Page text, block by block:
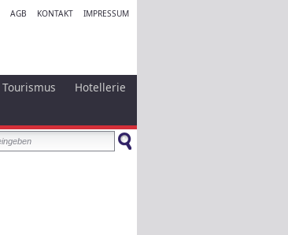
AGB KONTAKT IMPRESSUM
Tourismus
Hotellerie